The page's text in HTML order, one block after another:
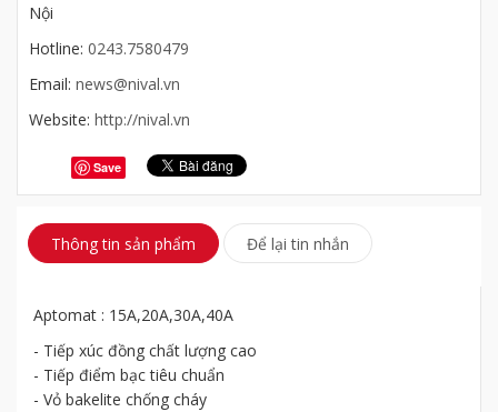
Nội
Hotline: 0243.7580479
Email: news@nival.vn
Website: http://nival.vn
Save
Thông tin sản phẩm Để lại tin nhắn
Aptomat : 15A,20A,30A,40A
- Tiếp xúc đồng chất lượng cao
- Tiếp điểm bạc tiêu chuẩn
- Vỏ bakelite chống cháy